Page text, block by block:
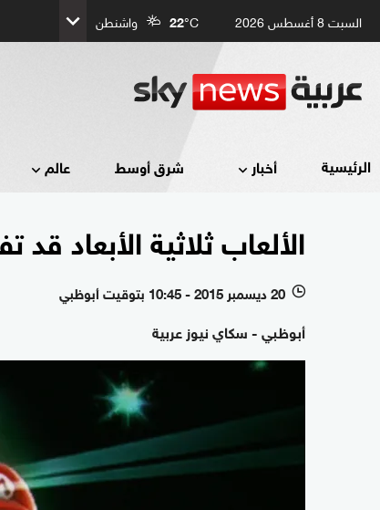
السبت 8 أغسطس 2026 22°C واشنطن
الرئيسية أخبار شرق أوسط عالم
الألعاب ثلاثية الأبعاد قد
l 20 ديسمبر 2015 - 10:45 بتوقيت أبوظبي
أبوظبي - سكاي نيوز عربية